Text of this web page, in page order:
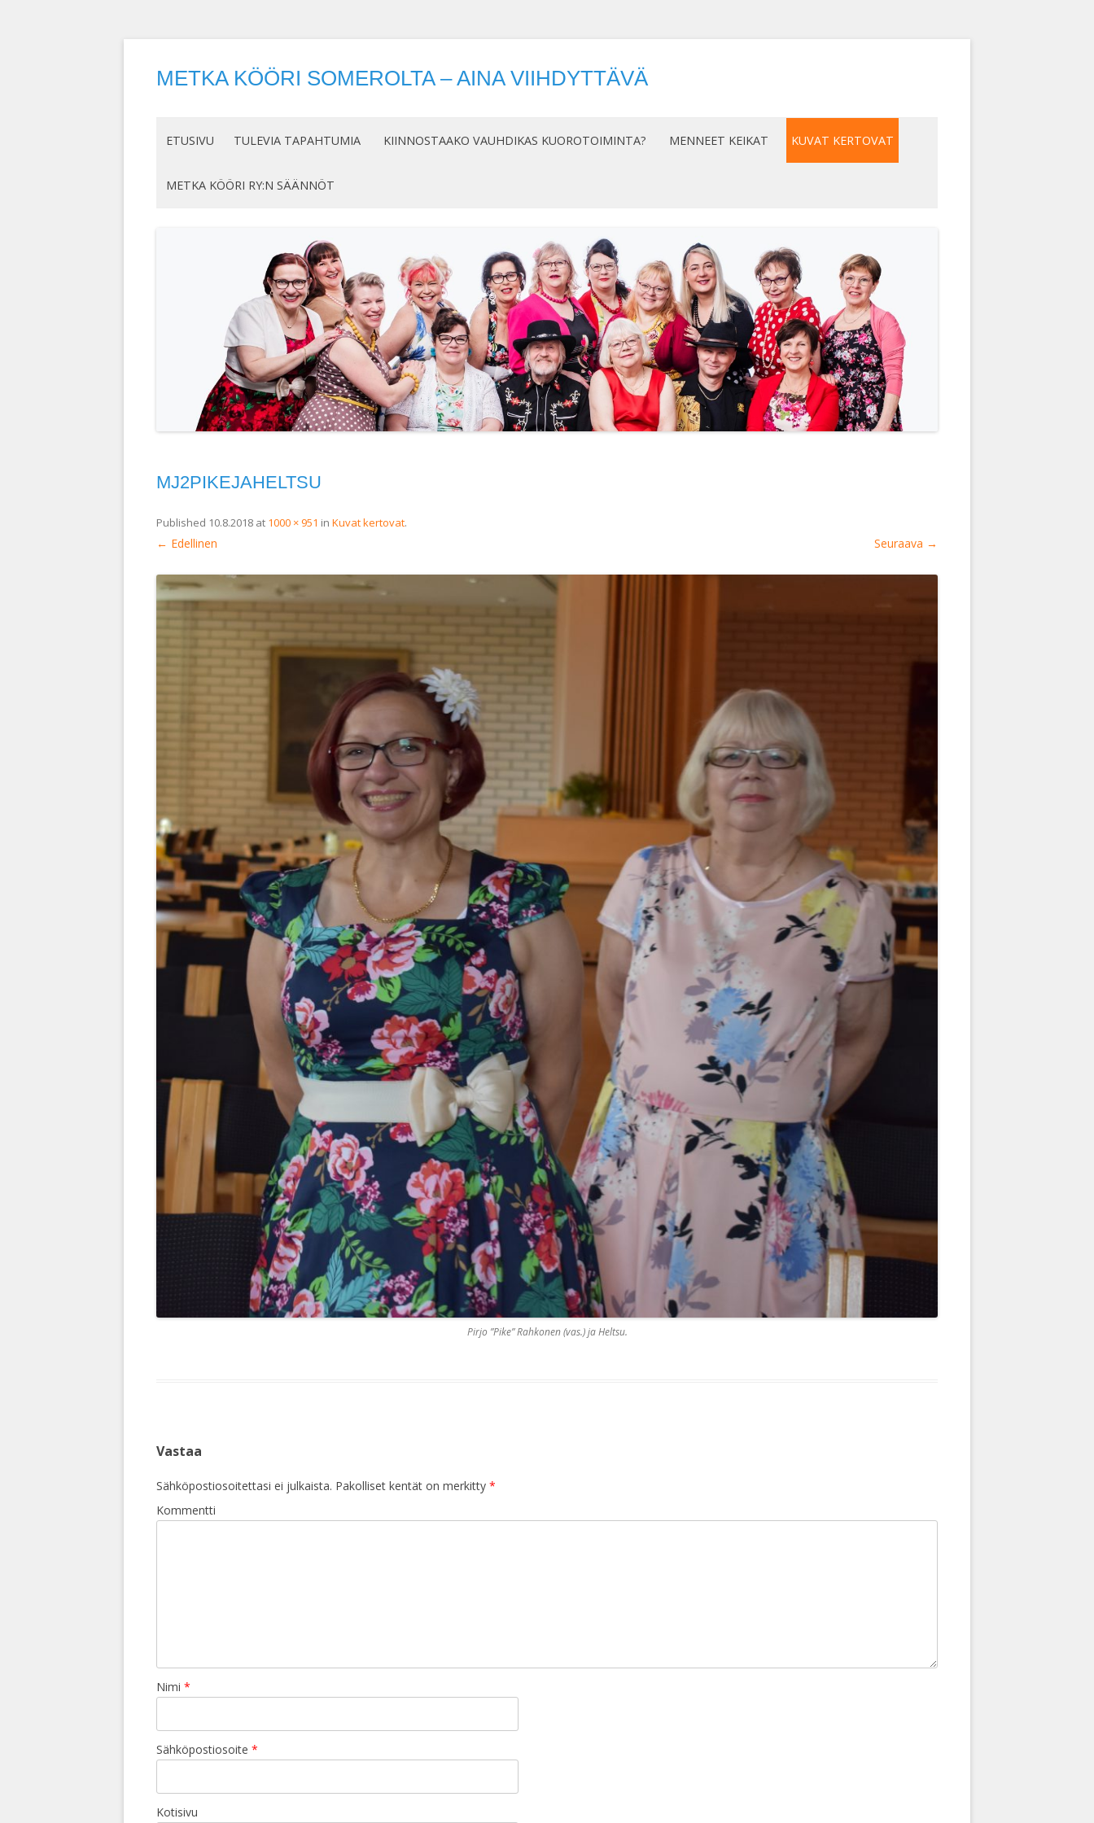
METKA KÖÖRI SOMEROLTA – AINA VIIHDYTTÄVÄ
sisältöön
ETUSIVU TULEVIA TAPAHTUMIA KIINNOSTAAKO VAUHDIKAS KUOROTOIMINTA? MENNEET KEIKAT KUVAT KERTOVAT
METKA KÖÖRI RY:N SÄÄNNÖT
MJ2PIKEJAHELTSU
Published 10.8.2018 at 1000 × 951 in Kuvat kertovat.
← Edellinen Seuraava →
Pirjo ”Pike” Rahkonen (vas.) ja Heltsu.
Vastaa
Sähköpostiosoitettasi ei julkaista. Pakolliset kentät on merkitty *
Kommentti
Nimi *
Sähköpostiosoite *
Kotisivu